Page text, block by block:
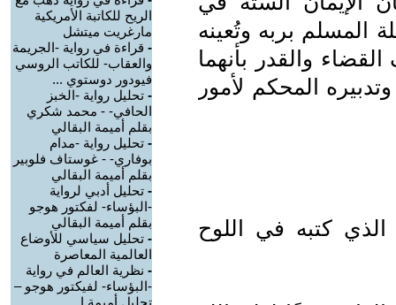
المسلم بربه وتُعينه
والقدر بأنهما
المحكم لأمور
كتبه في اللوح
الريح للكاتبة الأمريكية
مارغريت ميتشل
- قراءة في رواية -الجريمة
والعقاب- للكاتب الروسي
فيودور دوستوي ...
- تحليل رواية -الخبز
الحافي- - محمد شكري
بقلم أميمة البقالي
- تحليل رواية -مدام
بوفاري- - غوستاف فلوبير
بقلم أميمة البقالي
- تحليل أدبي لرواية
-البؤساء- لفكتور هوجو
بقلم أميمة البقالي
- تحليل سياسي للأوضاع
العالمية المعاصرة
- نظرية العالم في رواية
-البؤساء- لفيكتور هوجو –
تحليل أميمة ا ...